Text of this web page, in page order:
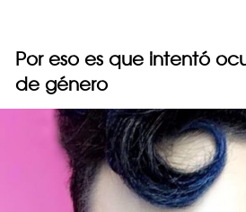
Por eso es que intentó
de género